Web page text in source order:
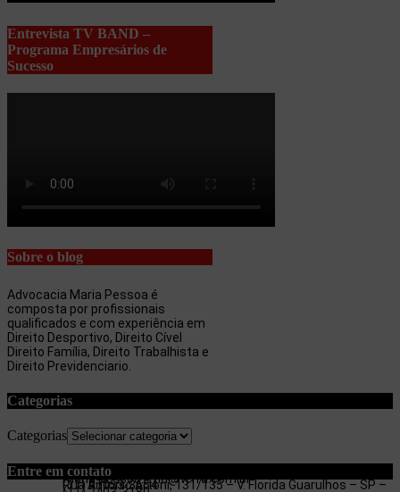
Entrevista TV BAND –
Programa Empresários de
Sucesso
Sobre o blog
Advocacia Maria Pessoa é
composta por profissionais
qualificados e com experiência em
Direito Desportivo, Direito Cível
Direito Família, Direito Trabalhista e
Direito Previdenciario.
Categorias
Categorias
Entre em contato
Rua Antonio Artoni, 131/135 – V. Florida Guarulhos – SP –
(11) 97053-3654
maria.pessoa.lima@terra.com.br